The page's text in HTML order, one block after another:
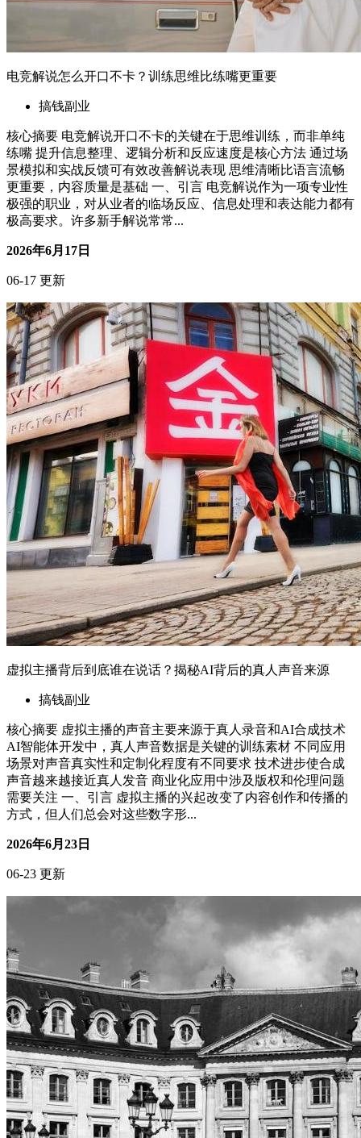
虚拟主播背后到底谁在说话？揭秘AI背后的真人声音来源
搞钱副业
核心摘要 虚拟主播的声音主要来源于真人录音和AI合成技术
AI智能体开发中，真人声音数据是关键的训练素材 不同应用
场景对声音真实性和定制化程度有不同要求 技术进步使合成
声音越来越接近真人发音 商业化应用中涉及版权和伦理问题
需要关注 一、引言 虚拟主播的兴起改变了内容创作和传播的
方式，但人们总会对这些数字形...
2026年6月23日
06-23 更新
弱电布线图不会画？照着这个模板改就行
搞钱副业
核心摘要 弱电布线图的核心价值在于"把设备点位、线缆走
向、供电关系"三者对应起来，交给施工方即可准确落地。 大
多数家庭用户卡在"不知道画什么、用什么符号、怎么标注"三
个阶段，本文给出可直接套用的模板思路。 在平面图基础
上，用不同颜色与线型区分网线、HDMI、电源、控制线四类
是最易读的做...